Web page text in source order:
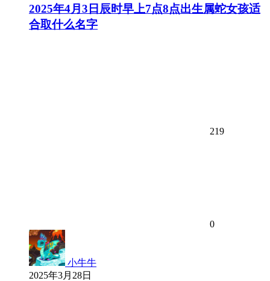
2025年4月3日辰时早上7点8点出生属蛇女孩适
合取什么名字
219
0
小牛牛
2025年3月28日